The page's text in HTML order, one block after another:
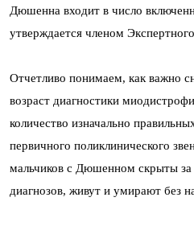
Дюшенна входит в число
утверждается членом
Отчетливо понимаем, как важно
возраст диагностики
количество изначально
первичного поликлинического
мальчиков с Дюшенном скрыты за
диагнозов, живут и умирают без